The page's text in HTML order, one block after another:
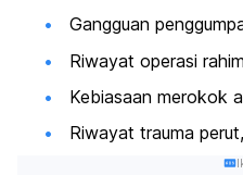
Gangguan
Riwayat operasi
Kebiasaan merokok
Riwayat trauma